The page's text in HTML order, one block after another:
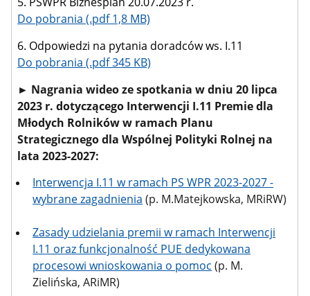
Do pobrania (.pdf 1,8 MB)
6. Odpowiedzi na pytania doradców ws. I.11
Do pobrania (.pdf 345 KB)
► Nagrania wideo ze spotkania w dniu 20 lipca
2023 r. dotyczącego Interwencji I.11 Premie dla
Młodych Rolników w ramach Planu
Strategicznego dla Wspólnej Polityki Rolnej na
lata 2023-2027:
Interwencja I.11 w ramach PS WPR 2023-2027 -
wybrane zagadnienia (p. M.Matejkowska, MRiRW)
Zasady udzielania premii w ramach Interwencji
I.11 oraz funkcjonalność PUE dedykowana
procesowi wnioskowania o pomoc (p. M.
Zielińska, ARiMR)